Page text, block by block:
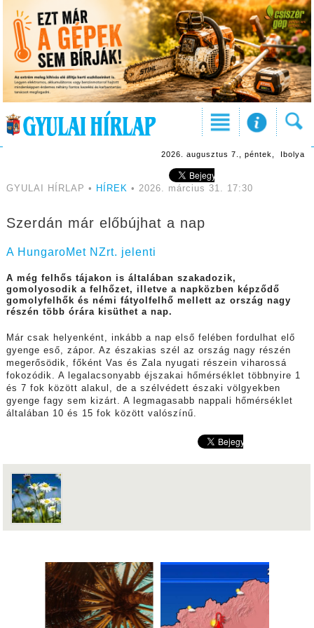
2026. augusztus 7., péntek, Ibolya
GYULAI HÍRLAP • HÍREK • 2026. március 31. 17:30
Szerdán már előbújhat a nap
A HungaroMet NZrt. jelenti
A még felhős tájakon is általában szakadozik,
gomolyosodik a felhőzet, illetve a napközben képződő
gomolyfelhők és némi fátyolfelhő mellett az ország nagy
részén több órára kisüthet a nap.
Már csak helyenként, inkább a nap első felében fordulhat elő
gyenge eső, zápor. Az északias szél az ország nagy részén
megerősödik, főként Vas és Zala nyugati részein viharossá
fokozódik. A legalacsonyabb éjszakai hőmérséklet többnyire 1
és 7 fok között alakul, de a szélvédett északi völgyekben
gyenge fagy sem kizárt. A legmagasabb nappali hőmérséklet
általában 10 és 15 fok között valószínű.